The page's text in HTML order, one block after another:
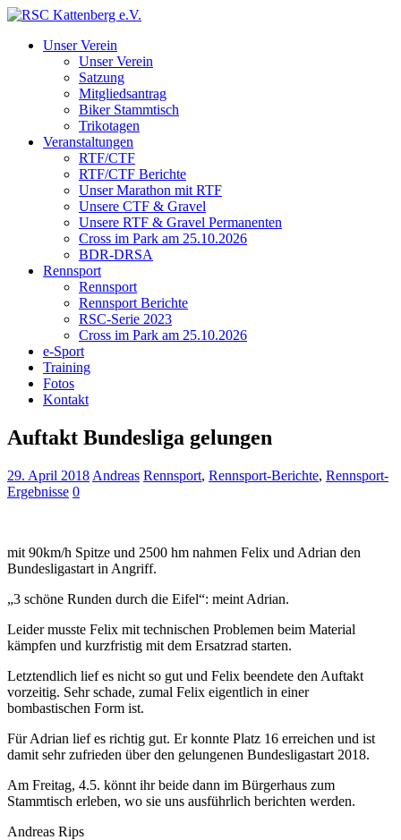
Unser Verein
Unser Verein
Satzung
Mitgliedsantrag
Biker Stammtisch
Trikotagen
Veranstaltungen
RTF/CTF
RTF/CTF Berichte
Unser Marathon mit RTF
Unsere CTF & Gravel
Unsere RTF & Gravel Permanenten
Cross im Park am 25.10.2026
BDR-DRSA
Rennsport
Rennsport
Rennsport Berichte
RSC-Serie 2023
Cross im Park am 25.10.2026
e-Sport
Training
Fotos
Kontakt
Auftakt Bundesliga gelungen
29. April 2018 Andreas Rennsport, Rennsport-Berichte, Rennsport-
Ergebnisse 0
mit 90km/h Spitze und 2500 hm nahmen Felix und Adrian den
Bundesligastart in Angriff.
„3 schöne Runden durch die Eifel“: meint Adrian.
Leider musste Felix mit technischen Problemen beim Material
kämpfen und kurzfristig mit dem Ersatzrad starten.
Letztendlich lief es nicht so gut und Felix beendete den Auftakt
vorzeitig. Sehr schade, zumal Felix eigentlich in einer
bombastischen Form ist.
Für Adrian lief es richtig gut. Er konnte Platz 16 erreichen und ist
damit sehr zufrieden über den gelungenen Bundesligastart 2018.
Am Freitag, 4.5. könnt ihr beide dann im Bürgerhaus zum
Stammtisch erleben, wo sie uns ausführlich berichten werden.
Andreas Rips